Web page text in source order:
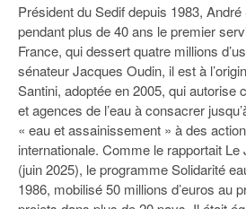
Président du Sedif depuis 1983,
pendant plus de 40 ans le premier
France, qui dessert quatre millions
sénateur Jacques Oudin, il est à
Santini, adoptée en 2005, qui autorise
et agences de l’eau à consacrer
« eau et assainissement » à des
internationale. Comme le rapportait
(juin 2025), le programme Solidarité
1986, mobilisé 50 millions d’euros au